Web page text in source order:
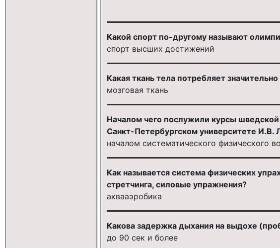
Какой спорт по-другому называют
спорт высших достижений
Какая ткань тела потребляет
мозговая ткань
Началом чего послужили курсы
Санкт-Петербургском университете И.В.
началом систематического физического
Как называется система физических
стретчинга, силовые упражнения?
аквааэробика
Какова задержка дыхания на выдохе
до 90 сек и более